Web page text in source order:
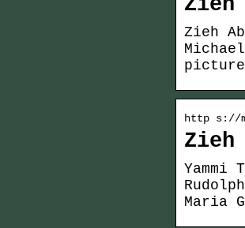
Zieh
Zieh
http s://
Zieh
Maria